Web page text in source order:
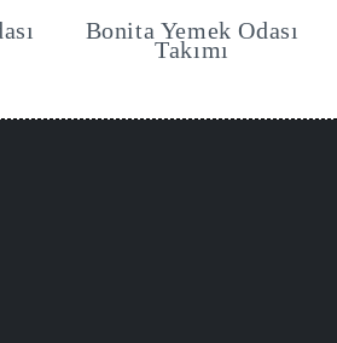
Bonita Yemek Odası
Takımı